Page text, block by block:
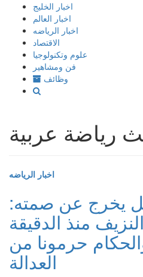
إذهب
المحتوى
اخبار الخليج
اخبار العالم
اخبار الرياضه
الاقتصاد
علوم وتكنولوجيا
فن ومشاهير
وظائف
رياضة عربية
اخبار الرياضه
يخرج عن صمته:
منذ الدقيقة
حرمونا من
العدالة